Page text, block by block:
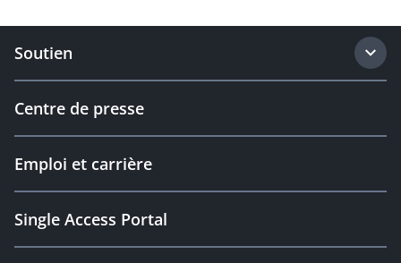
Soutien
Centre de presse
Emploi et carrière
Single Access Portal